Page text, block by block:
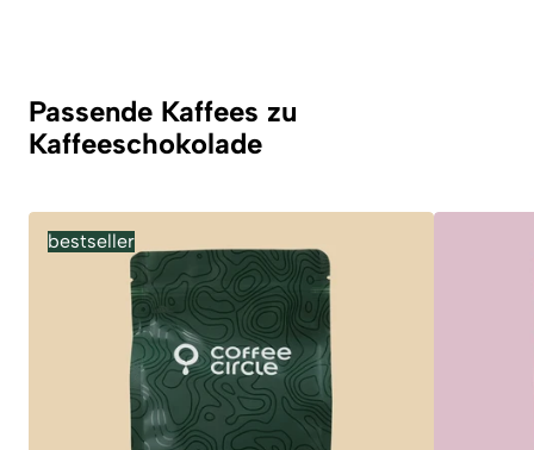
Passende Kaffees zu
Kaffeeschokolade
bestseller